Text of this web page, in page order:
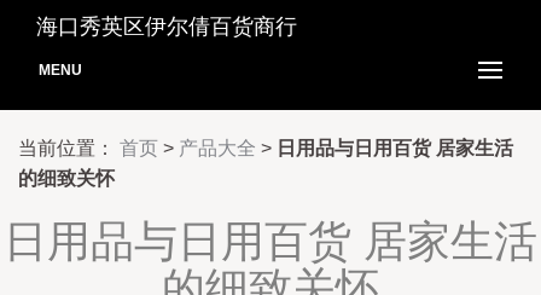
海口秀英区伊尔倩百货商行
MENU
当前位置： 首页 > 产品大全 > 日用品与日用百货 居家生活
的细致关怀
日用品与日用百货 居家生活